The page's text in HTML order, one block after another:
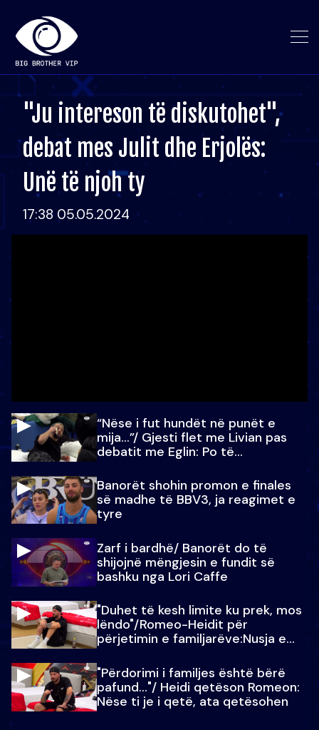
"Ju intereson të diskutohet",
debat mes Julit dhe Erjolës:
Unë të njoh ty
17:38 05.05.2024
“Nëse i fut hundët në punët e
mija…”/ Gjesti flet me Livian pas
debatit me Eglin: Po të
Banorët shohin promon e finales
së madhe të BBV3, ja reagimet e
tyre
Zarf i bardhë/ Banorët do të
shijojnë mëngjesin e fundit së
bashku nga Lori Caffe
"Duhet të kesh limite ku prek, mos
lëndo"/Romeo-Heidit për
përjetimin e familjarëve:Nusja e
"Përdorimi i familjes është bërë
pafund…"/ Heidi qetëson Romeon:
Nëse ti je i qetë, ata qetësohen